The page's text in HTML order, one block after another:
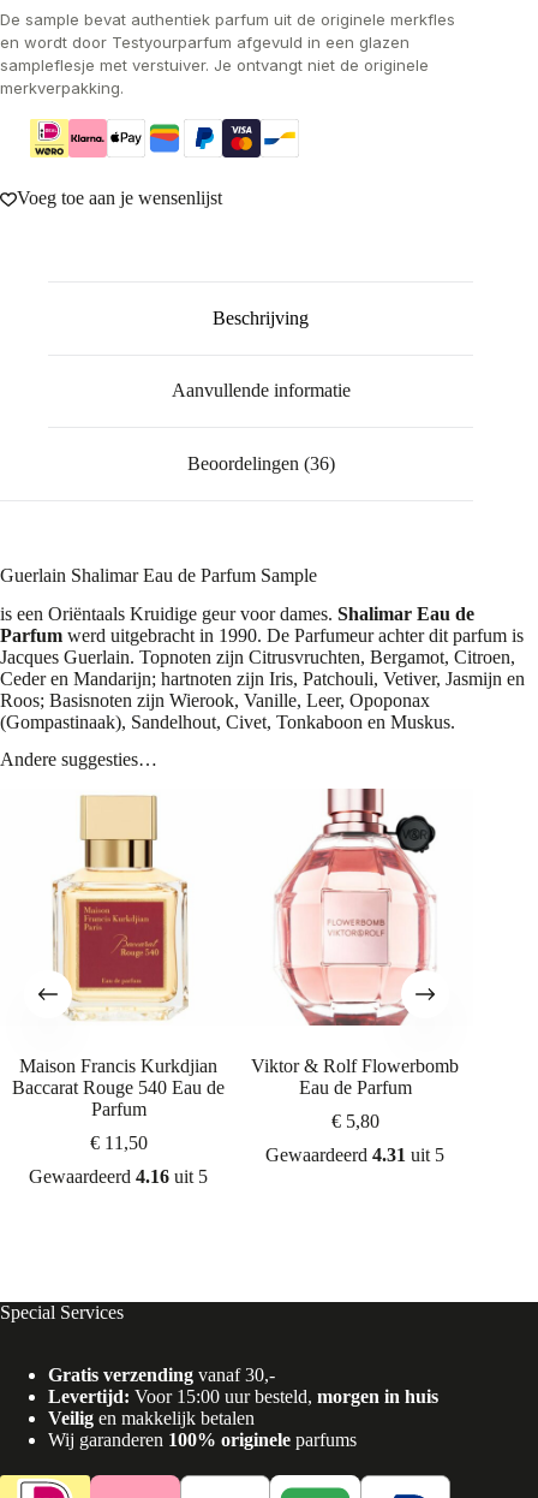
De sample bevat authentiek parfum uit de originele merkfles
en wordt door Testyourparfum afgevuld in een glazen
sampleflesje met verstuiver. Je ontvangt niet de originele
merkverpakking.
Voeg toe aan je wensenlijst
Beschrijving
Aanvullende informatie
Beoordelingen (36)
Guerlain Shalimar Eau de Parfum Sample
is een Oriëntaals Kruidige geur voor dames. Shalimar Eau de
Parfum werd uitgebracht in 1990. De Parfumeur achter dit parfum is
Jacques Guerlain. Topnoten zijn Citrusvruchten, Bergamot, Citroen,
Ceder en Mandarijn; hartnoten zijn Iris, Patchouli, Vetiver, Jasmijn en
Roos; Basisnoten zijn Wierook, Vanille, Leer, Opoponax
(Gompastinaak), Sandelhout, Civet, Tonkaboon en Muskus.
Andere suggesties…
Maison Francis Kurkdjian
Baccarat Rouge 540 Eau de
Parfum
€11,50
Gewaardeerd4.16 uit 5
Viktor & Rolf Flowerbomb
Eau de Parfum
€5,80
Gewaardeerd4.31 uit 5
Special Services
Gratis verzending vanaf 30,-
Levertijd: Voor 15:00 uur besteld, morgen in huis
Veilig en makkelijk betalen
Wij garanderen 100% originele parfums